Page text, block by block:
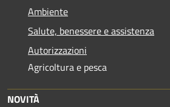
Ambiente
Salute, benessere e assistenza
Autorizzazioni
Agricoltura e pesca
NOVITÀ